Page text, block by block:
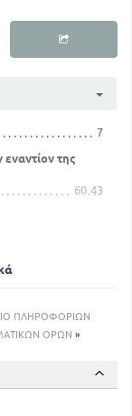
7
της
43
60
ΠΛΗΡΟΦΟΡΙΩΝ
ΟΡΩΝ »